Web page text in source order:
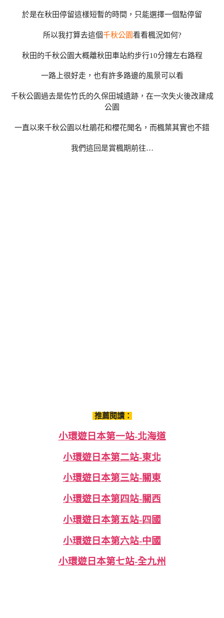
於是在秋田停留這樣短暫的時間，只能選擇一個點停留
所以我打算去這個千秋公園看看楓況如何?
秋田的千秋公園大概離秋田車站約步行10分鐘左右路程
一路上很好走，也有許多路邊的風景可以看
千秋公園過去是佐竹氏的久保田城遺跡，在一次失火後改建成
公園
一直以來千秋公園以杜鵑花和櫻花聞名，而楓葉其實也不錯
我們這回是賞楓期前往…
推薦閱讀：
小環遊日本第一站-北海道
小環遊日本第二站-東北
小環遊日本第三站-關東
小環遊日本第四站-關西
小環遊日本第五站-四國
小環遊日本第六站-中國
小環遊日本第七站-全九州